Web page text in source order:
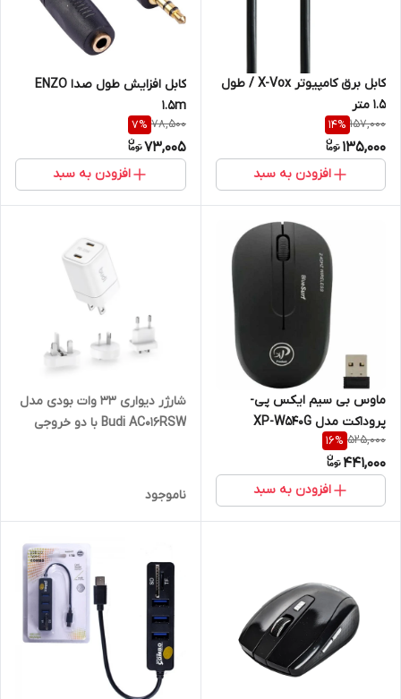
کابل برق کامپیوتر X-Vox / طول
1.5 متر
157,000
14%
135,000
افزودن به سبد
کابل افزایش طول صدا ENZO
1.5m
78,500
7%
73,005
افزودن به سبد
ماوس بی سیم ایکس پی-
پروداکت مدل XP-W540G
525,000
16%
441,000
افزودن به سبد
شارژر دیواری 33 وات بودی مدل
Budi AC016RSW با دو خروجی
ناموجود